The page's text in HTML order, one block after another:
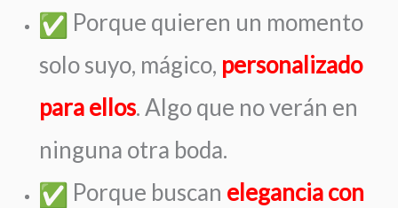
Porque quieren un momento
solo suyo, mágico, personalizado
para ellos. Algo que no verán en
ninguna otra boda.
Porque buscan elegancia con